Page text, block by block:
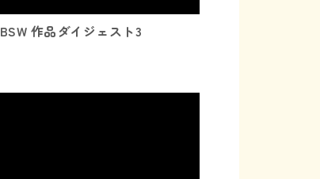
BSW 作品ダイジェスト3